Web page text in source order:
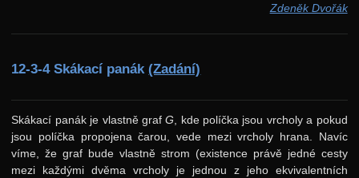
Zdeněk Dvořák
12-3-4 Skákací panák(Zadání)
Skákací panák je vlastně grafG, kde políčka jsou vrcholy a pokud
jsou políčka propojena čarou, vede mezi vrcholy hrana. Navíc
víme, že graf bude vlastně strom (existence právě jedné cesty
mezi každými dvěma vrcholy je jednou z jeho ekvivalentních